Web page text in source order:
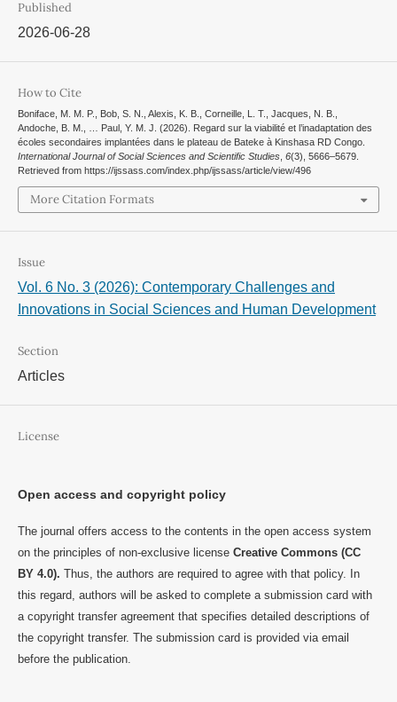
Published
2026-06-28
How to Cite
Boniface, M. M. P., Bob, S. N., Alexis, K. B., Corneille, L. T., Jacques, N. B.,
Andoche, B. M., … Paul, Y. M. J. (2026). Regard sur la viabilité et l’inadaptation des
écoles secondaires implantées dans le plateau de Bateke à Kinshasa RD Congo.
International Journal of Social Sciences and Scientific Studies, 6(3), 5666–5679.
Retrieved from https://ijssass.com/index.php/ijssass/article/view/496
More Citation Formats
Issue
Vol. 6 No. 3 (2026): Contemporary Challenges and
Innovations in Social Sciences and Human Development
Section
Articles
License
Open access and copyright policy
The journal offers access to the contents in the open access system
on the principles of non-exclusive license Creative Commons (CC
BY 4.0). Thus, the authors are required to agree with that policy. In
this regard, authors will be asked to complete a submission card with
a copyright transfer agreement that specifies detailed descriptions of
the copyright transfer. The submission card is provided via email
before the publication.